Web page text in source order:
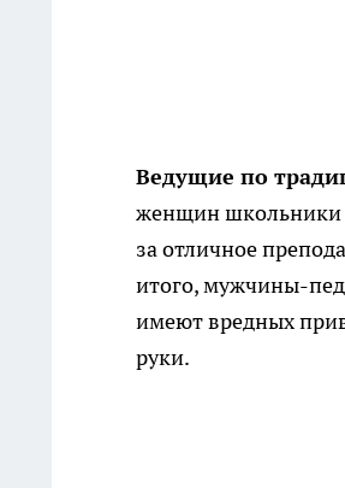
Ведущие по
женщин школьники
за отличное
итого, мужчины-
имеют вредных
руки.